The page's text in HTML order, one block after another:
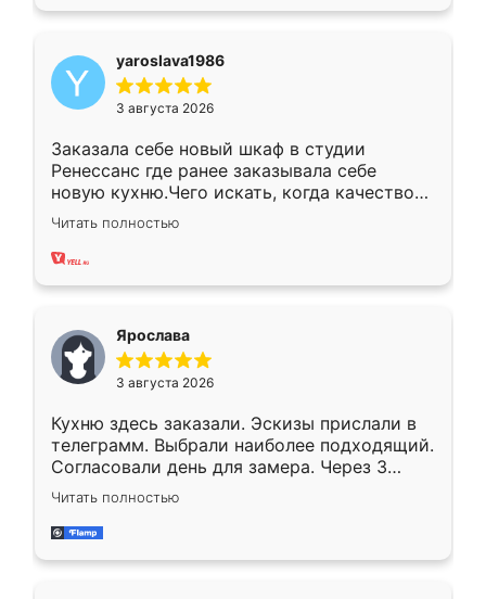
yaroslava1986
3 августа 2026
Заказала себе новый шкаф в студии
Ренессанс где ранее заказывала себе
новую кухню.Чего искать, когда качеством
вполне довольна. Служит кухня уже почти
два года, нареканий нет.
Читать полностью
Ярослава
3 августа 2026
Кухню здесь заказали. Эскизы прислали в
телеграмм. Выбрали наиболее подходящий.
Согласовали день для замера. Через 3
недели кухня была уже готова. Остались
довольны работой. Спасибо Ренессанс
мебель за качественную работу!
Читать полностью